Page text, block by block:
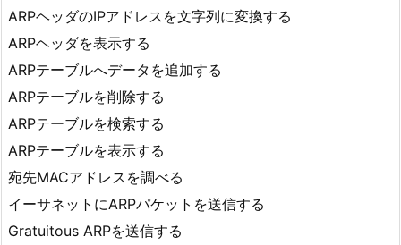
ARPヘッダのIPアドレスを文字列に変換する
ARPヘッダを表示する
ARPテーブルへデータを追加する
ARPテーブルを削除する
ARPテーブルを検索する
ARPテーブルを表示する
宛先MACアドレスを調べる
イーサネットにARPパケットを送信する
Gratuitous ARPを送信する